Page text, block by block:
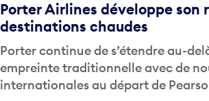
Porter Airlines développe son
destinations chaudes
Porter continue de s’étendre au-
empreinte traditionnelle avec de
internationales au départ de